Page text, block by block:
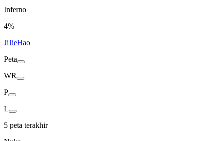
Inferno
4%
JiJieHao
Peta
WR
P
L
5 peta terakhir